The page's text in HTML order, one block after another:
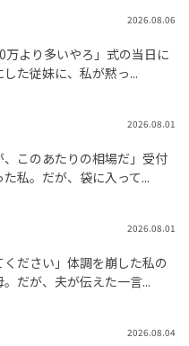
2026.08.06
万より多いやろ」式の当日に
た従妹に、私が黙っ...
2026.08.01
、このあたりの相場だ」受付
私。だが、袋に入って...
2026.08.01
ください」体調を崩した私の
だが、夫が伝えた一言...
2026.08.04